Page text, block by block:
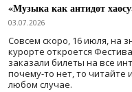
«Музыка как антидот
03.07.2026
Совсем скоро, 16 июля, на
курорте откроется
заказали билеты на все
почему-то нет, то читайте
любом случае.